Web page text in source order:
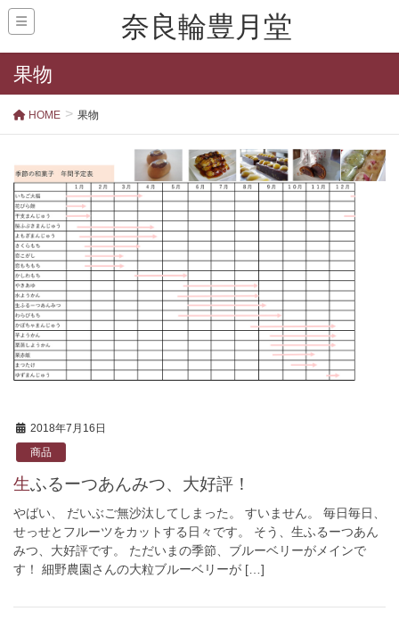
奈良輪豊月堂
果物
HOME 果物
2018年7月16日
商品
生ふるーつあんみつ、大好評！
やばい、 だいぶご無沙汰してしまった。 すいません。 毎日毎日、
せっせとフルーツをカットする日々です。 そう、生ふるーつあん
みつ、大好評です。 ただいまの季節、ブルーベリーがメインで
す！ 細野農園さんの大粒ブルーベリーが […]